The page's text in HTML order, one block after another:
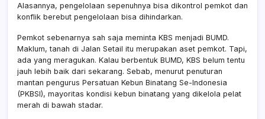
Alasannya, pengelolaan sepenuhnya bisa dikontrol pemkot dan
konflik berebut pengelolaan bisa dihindarkan.
Pemkot sebenarnya sah saja meminta KBS menjadi BUMD.
Maklum, tanah di Jalan Setail itu merupakan aset pemkot. Tapi,
ada yang meragukan. Kalau berbentuk BUMD, KBS belum tentu
jauh lebih baik dari sekarang. Sebab, menurut penuturan
mantan pengurus Persatuan Kebun Binatang Se-Indonesia
(PKBSI), mayoritas kondisi kebun binatang yang dikelola pelat
merah di bawah stadar.